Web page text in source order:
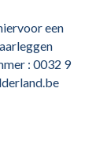
een
: 0032 9